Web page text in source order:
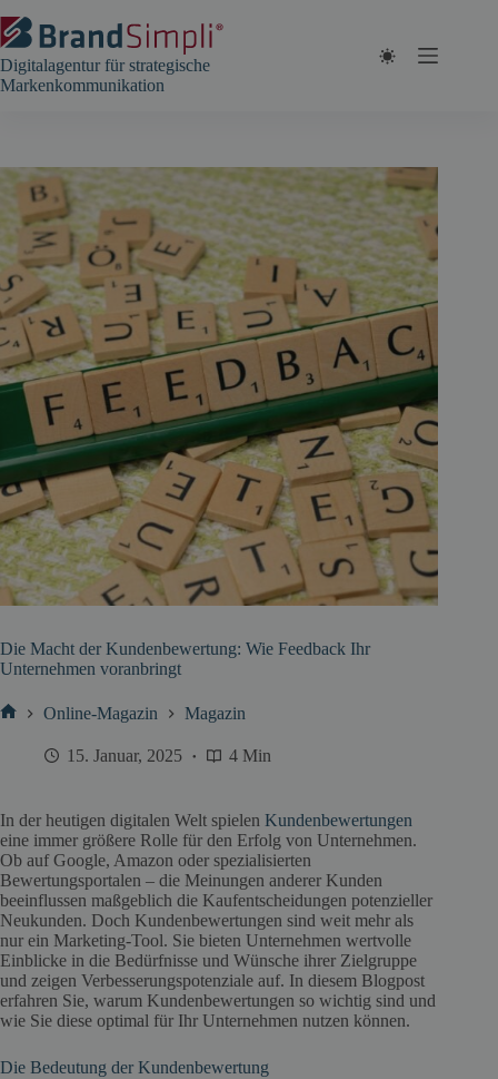
Inhalt
springen
Digitalagentur für strategische
Markenkommunikation
Die Macht der Kundenbewertung: Wie Feedback Ihr
Unternehmen voranbringt
Online-Magazin Magazin
15. Januar, 2025 4 Min
In der heutigen digitalen Welt spielen Kundenbewertungen
eine immer größere Rolle für den Erfolg von Unternehmen.
Ob auf Google, Amazon oder spezialisierten
Bewertungsportalen – die Meinungen anderer Kunden
beeinflussen maßgeblich die Kaufentscheidungen potenzieller
Neukunden. Doch Kundenbewertungen sind weit mehr als
nur ein Marketing-Tool. Sie bieten Unternehmen wertvolle
Einblicke in die Bedürfnisse und Wünsche ihrer Zielgruppe
und zeigen Verbesserungspotenziale auf. In diesem Blogpost
erfahren Sie, warum Kundenbewertungen so wichtig sind und
wie Sie diese optimal für Ihr Unternehmen nutzen können.
Die Bedeutung der Kundenbewertung